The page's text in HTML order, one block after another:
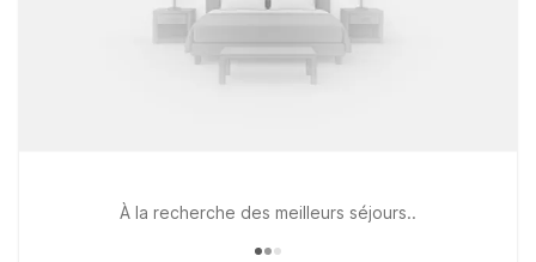
À la recherche des meilleurs séjours..